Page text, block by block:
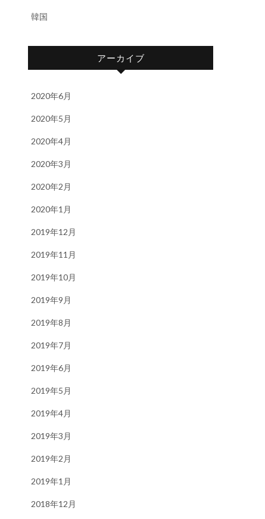
韓国
アーカイブ
2020年6月
2020年5月
2020年4月
2020年3月
2020年2月
2020年1月
2019年12月
2019年11月
2019年10月
2019年9月
2019年8月
2019年7月
2019年6月
2019年5月
2019年4月
2019年3月
2019年2月
2019年1月
2018年12月